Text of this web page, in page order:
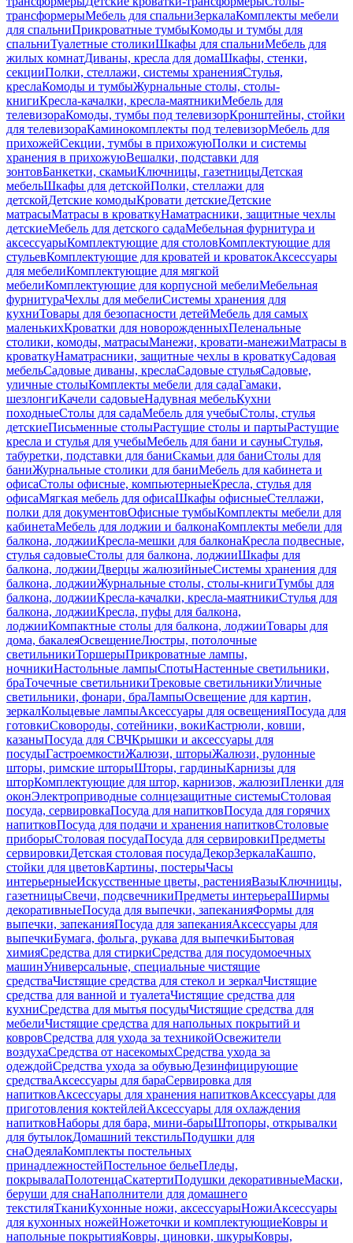
трансформерыМебель для спальниЗеркалаКомплекты мебели
для спальниПрикроватные тумбыКомоды и тумбы для
спальниТуалетные столикиШкафы для спальниМебель для
жилых комнатДиваны, кресла для домаШкафы, стенки,
секцииПолки, стеллажи, системы храненияСтулья,
креслаКомоды и тумбыЖурнальные столы, столы-
книгиКресла-качалки, кресла-маятникиМебель для
телевизораКомоды, тумбы под телевизорКронштейны, стойки
для телевизораКаминокомплекты под телевизорМебель для
прихожейСекции, тумбы в прихожуюПолки и системы
хранения в прихожуюВешалки, подставки для
зонтовБанкетки, скамьиКлючницы, газетницыДетская
мебельШкафы для детскойПолки, стеллажи для
детскойДетские комодыКровати детскиеДетские
матрасыМатрасы в кроваткуНаматрасники, защитные чехлы
детскиеМебель для детского садаМебельная фурнитура и
аксессуарыКомплектующие для столовКомплектующие для
стульевКомплектующие для кроватей и кроватокАксессуары
для мебелиКомплектующие для мягкой
мебелиКомплектующие для корпусной мебелиМебельная
фурнитураЧехлы для мебелиСистемы хранения для
кухниТовары для безопасности детейМебель для самых
маленькихКроватки для новорожденныхПеленальные
столики, комоды, матрасыМанежи, кровати-манежиМатрасы в
кроваткуНаматрасники, защитные чехлы в кроваткуСадовая
мебельСадовые диваны, креслаСадовые стульяСадовые,
уличные столыКомплекты мебели для садаГамаки,
шезлонгиКачели садовыеНадувная мебельКухни
походныеСтолы для садаМебель для учебыСтолы, стулья
детскиеПисьменные столыРастущие столы и партыРастущие
кресла и стулья для учебыМебель для бани и сауныСтулья,
табуретки, подставки для баниСкамьи для баниСтолы для
баниЖурнальные столики для баниМебель для кабинета и
офисаСтолы офисные, компьютерныеКресла, стулья для
офисаМягкая мебель для офисаШкафы офисныеСтеллажи,
полки для документовОфисные тумбыКомплекты мебели для
кабинетаМебель для лоджии и балконаКомплекты мебели для
балкона, лоджииКресла-мешки для балконаКресла подвесные,
стулья садовыеСтолы для балкона, лоджииШкафы для
балкона, лоджииДверцы жалюзийныеСистемы хранения для
балкона, лоджииЖурнальные столы, столы-книгиТумбы для
балкона, лоджииКресла-качалки, кресла-маятникиСтулья для
балкона, лоджииКресла, пуфы для балкона,
лоджииКомпактные столы для балкона, лоджииТовары для
дома, бакалеяОсвещениеЛюстры, потолочные
светильникиТоршерыПрикроватные лампы,
ночникиНастольные лампыСпотыНастенные светильники,
браТочечные светильникиТрековые светильникиУличные
светильники, фонари, браЛампыОсвещение для картин,
зеркалКольцевые лампыАксессуары для освещенияПосуда для
готовкиСковороды, сотейники, вокиКастрюли, ковши,
казаныПосуда для СВЧКрышки и аксессуары для
посудыГастроемкостиЖалюзи, шторыЖалюзи, рулонные
шторы, римские шторыШторы, гардиныКарнизы для
шторКомплектующие для штор, карнизов, жалюзиПленки для
оконЭлектроприводные солнцезащитные системыСтоловая
посуда, сервировкаПосуда для напитковПосуда для горячих
напитковПосуда для подачи и хранения напитковСтоловые
приборыСтоловая посудаПосуда для сервировкиПредметы
сервировкиДетская столовая посудаДекорЗеркалаКашпо,
стойки для цветовКартины, постерыЧасы
интерьерныеИскусственные цветы, растенияВазыКлючницы,
газетницыСвечи, подсвечникиПредметы интерьераШирмы
декоративныеПосуда для выпечки, запеканияФормы для
выпечки, запеканияПосуда для запеканияАксессуары для
выпечкиБумага, фольга, рукава для выпечкиБытовая
химияСредства для стиркиСредства для посудомоечных
машинУниверсальные, специальные чистящие
средстваЧистящие средства для стекол и зеркалЧистящие
средства для ванной и туалетаЧистящие средства для
кухниСредства для мытья посудыЧистящие средства для
мебелиЧистящие средства для напольных покрытий и
ковровСредства для ухода за техникойОсвежители
воздухаСредства от насекомыхСредства ухода за
одеждойСредства ухода за обувьюДезинфицирующие
средстваАксессуары для бараСервировка для
напитковАксессуары для хранения напитковАксессуары для
приготовления коктейлейАксессуары для охлаждения
напитковНаборы для бара, мини-барыШтопоры, открывалки
для бутылокДомашний текстильПодушки для
снаОдеялаКомплекты постельных
принадлежностейПостельное бельеПледы,
покрывалаПолотенцаСкатертиПодушки декоративныеМаски,
беруши для снаНаполнители для домашнего
текстиляТканиКухонные ножи, аксессуарыНожиАксессуары
для кухонных ножейНожеточки и комплектующиеКовры и
напольные покрытияКовры, циновки, шкурыКовры,